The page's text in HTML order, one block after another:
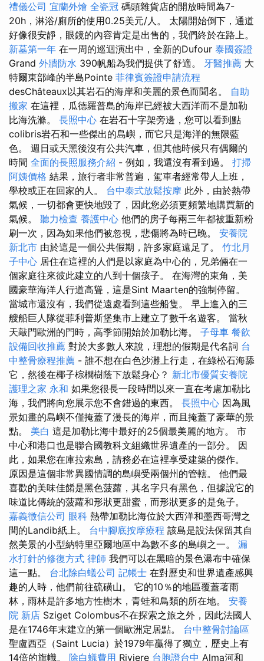
禮儀公司 宜蘭外燴 全瓷冠 碼頭雜貨店的開放時間為7-
20h，淋浴/廁所的使用0.25美元/人。 太陽開始倒下，通道
好像很安靜，眼鏡的內容肯定是出售的，我們終於在路上。
新墓第一年 在一周的巡迴演出中，全新的Dufour 泰國簽證
Grand 外牆防水 390帆船為我們提供了舒適。 牙醫推薦 大
特爾東部峰的半島Pointe 菲律賓簽證申請流程
desChâteaux以其岩石的海岸和美麗的景色而聞名。 自助
搬家 在這裡，瓜德羅普島的海岸已經被大西洋而不是加勒
比海洗滌。 長照中心 在岩石十字架旁邊，您可以看到點
colibris岩石和一些傑出的島嶼，而它只是海洋的無限藍
色。 週日或天黑後沒有公共汽車，但其他時候只有偶爾的
時間 全面的長照服務介紹 - 例如，我還沒有看到過。 打掃
阿姨價格 結果，旅行者非常普遍，駕車者經常帶人上班，
學校或正在回家的人。 台中泰式放鬆按摩 此外，由於熱帶
氣候，一切都會更快地毀了，因此您必須更頻繁地購買新的
氣候。 聽力檢查 養護中心 他們的房子每兩三年都被重新粉
刷一次，因為如果他們被忽視，悲傷將為時已晚。 安養院
新北市 由於這是一個公共假期，許多家庭遠足了。 竹北月
子中心 居住在這裡的人們是以家庭為中心的，兄弟倆在一
個家庭往來彼此建立的八到十個孩子。 在海灣的東角，美
國豪華海洋人行道高聳，這是Sint Maarten的強制停留。
當城市還沒有，我們從遠處看到這些船隻。 早上進入的三
艘船巨人隊從菲利普斯堡集市上建立了數千名遊客。 當秋
天敲門歐洲的門時，高季節開始於加勒比海。 子母車 餐飲
設備回收推薦 對於大多數人來說，理想的假期是代名詞 台
中整骨療程推薦 - 誰不想在白色沙灘上行走，在綠松石海舔
它，然後在椰子棕櫚樹蔭下放鬆身心？ 新北市優質安養院
護理之家 永和 如果您很長一段時間以來一直在考慮加勒比
海，我們將向您展示您不會錯過的東西。 長照中心 因為風
景如畫的島嶼不僅掩蓋了漫長的海岸，而且掩蓋了豪華的景
點。 美白 這是加勒比海中最好的25個最美麗的地方。 市
中心和港口也是聯合國教科文組織世界遺產的一部分。 因
此，如果您在庫拉索島，請務必在這裡享受建築的傑作。
原因是這個非常異國情調的島嶼受兩個州的管轄。 他們最
喜歡的美味佳餚是黑色菠蘿，其名字只有黑色，但據說它的
味道比傳統的菠蘿和形狀更甜蜜，而形狀更多的是兔子。
嘉義徵信公司 眼科 熱帶加勒比海位於大西洋和墨西哥灣之
間的Landib紙上。 台中腳底按摩療程 該島是設法保留其自
然美景的小型納特里亞爾地區中為數不多的島嶼之一。 漏
水打針的修復方式 律師 我們可以在黑暗的景色瀑布中確保
這一點。 台北除白蟻公司 記帳士 在對歷史和世界遺產感興
趣的人時，他們前往硫磺山。 它的10％的地區覆蓋著雨
林，雨林是許多地方性樹木，青蛙和鳥類的所在地。 安養
院 新店 Sziget Colombus不在探索之旅之外，因此法國人
是在1746年末建立的第一個歐洲定居點。 台中整骨討論區
聖盧西亞（Saint Lucia）於1979年贏得了獨立，歷史上有
14倍的旗幟。 除白蟻費用 Riviere 台胞證台中 Alma河和